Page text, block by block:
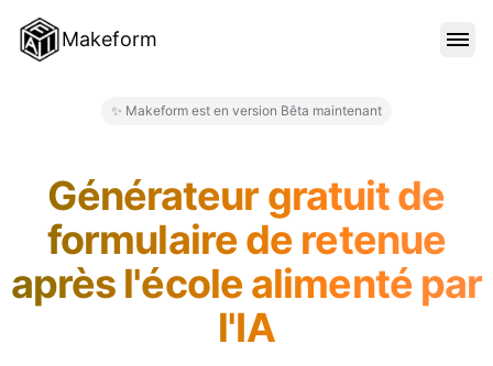
Makeform
BLOG
✨ Makeform est en version Bêta maintenant
Générateur gratuit de
formulaire de retenue
après l'école alimenté par
l'IA